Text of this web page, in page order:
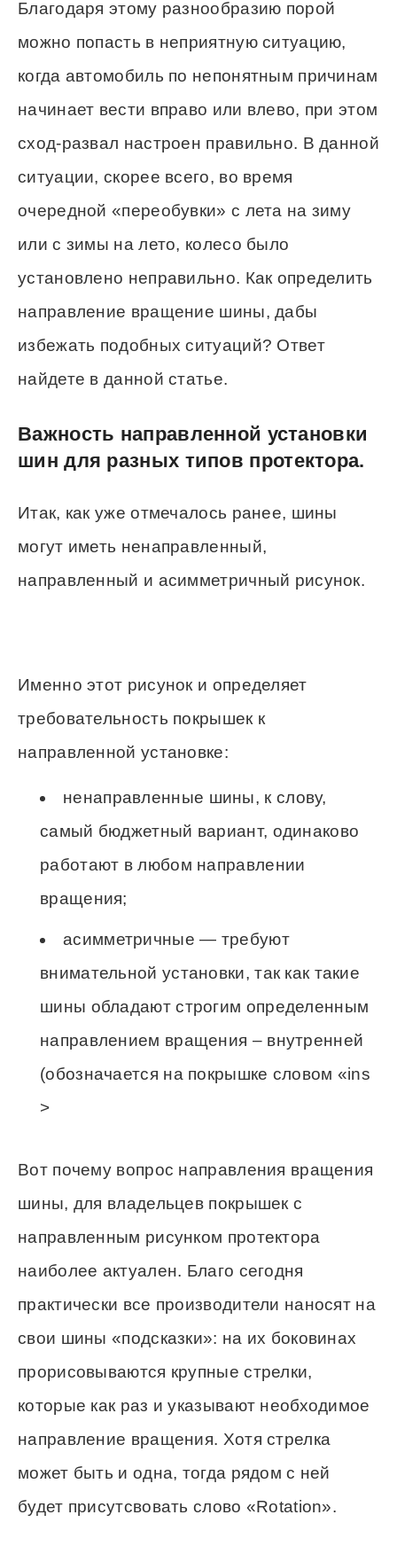
Благодаря этому разнообразию порой
можно попасть в неприятную ситуацию,
когда автомобиль по непонятным причинам
начинает вести вправо или влево, при этом
сход-развал настроен правильно. В данной
ситуации, скорее всего, во время
очередной «переобувки» с лета на зиму
или с зимы на лето, колесо было
установлено неправильно. Как определить
направление вращение шины, дабы
избежать подобных ситуаций? Ответ
найдете в данной статье.
Важность направленной установки
шин для разных типов протектора.
Итак, как уже отмечалось ранее, шины
могут иметь ненаправленный,
направленный и асимметричный рисунок.
Именно этот рисунок и определяет
требовательность покрышек к
направленной установке:
ненаправленные шины, к слову,
самый бюджетный вариант, одинаково
работают в любом направлении
вращения;
асимметричные — требуют
внимательной установки, так как такие
шины обладают строгим определенным
направлением вращения – внутренней
(обозначается на покрышке словом «ins
>
Вот почему вопрос направления вращения
шины, для владельцев покрышек с
направленным рисунком протектора
наиболее актуален. Благо сегодня
практически все производители наносят на
свои шины «подсказки»: на их боковинах
прорисовываются крупные стрелки,
которые как раз и указывают необходимое
направление вращения. Хотя стрелка
может быть и одна, тогда рядом с ней
будет присутсвовать слово «Rotation».